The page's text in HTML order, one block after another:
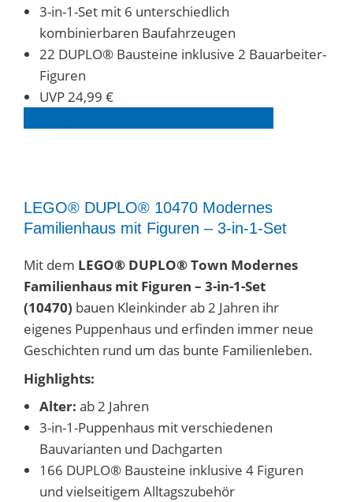
3-in-1-Set mit 6 unterschiedlich
kombinierbaren Baufahrzeugen
22 DUPLO® Bausteine inklusive 2 Bauarbeiter-
Figuren
UVP 24,99 €
LEGO® DUPLO® 10470 Modernes
Familienhaus mit Figuren – 3-in-1-Set
Mit dem LEGO® DUPLO® Town Modernes
Familienhaus mit Figuren – 3-in-1-Set
(10470) bauen Kleinkinder ab 2 Jahren ihr
eigenes Puppenhaus und erfinden immer neue
Geschichten rund um das bunte Familienleben.
Highlights:
Alter: ab 2 Jahren
3-in-1-Puppenhaus mit verschiedenen
Bauvarianten und Dachgarten
166 DUPLO® Bausteine inklusive 4 Figuren
und vielseitigem Alltagszubehör